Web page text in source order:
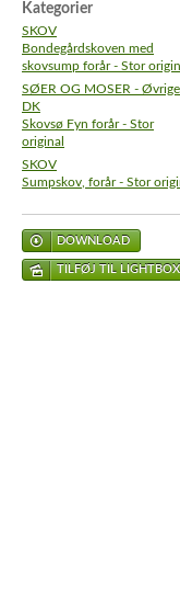
Kategorier
SKOV
Bondegårdskoven med
skovsump forår - Stor
SØER OG MOSER - Øvrige
DK
Skovsø Fyn forår - Stor
original
SKOV
Sumpskov, forår - Stor
DOWNLOAD
TILFØJ TIL LIGHTBOX